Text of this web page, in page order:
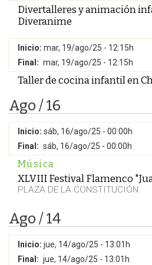
Divertalleres y animación
Diveranime
Inicio: mar, 19/ago/25 - 12:15h
Final: mar, 19/ago/25 - 12:15h
Taller de cocina infantil en
Ago / 16
Inicio: sáb, 16/ago/25 - 00:00h
Final: sáb, 16/ago/25 - 00:00h
Música
XLVIII Festival Flamenco
PLAZA DE LA CONSTITUCIÓN
Ago / 14
Inicio: jue, 14/ago/25 - 13:01h
Final: jue, 14/ago/25 - 13:01h